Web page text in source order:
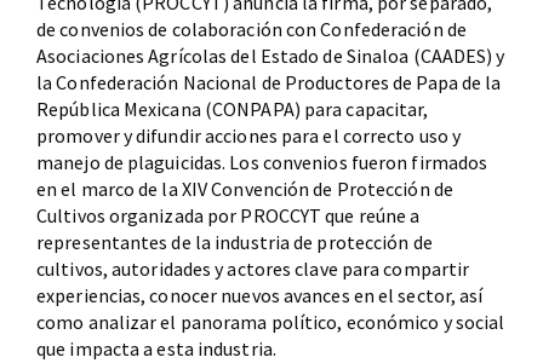
de convenios de colaboración con Confederación de
Asociaciones Agrícolas del Estado de Sinaloa (CAADES) y
la Confederación Nacional de Productores de Papa de la
República Mexicana (CONPAPA) para capacitar,
promover y difundir acciones para el correcto uso y
manejo de plaguicidas. Los convenios fueron firmados
en el marco de la XIV Convención de Protección de
Cultivos organizada por PROCCYT que reúne a
representantes de la industria de protección de
cultivos, autoridades y actores clave para compartir
experiencias, conocer nuevos avances en el sector, así
como analizar el panorama político, económico y social
que impacta a esta industria.